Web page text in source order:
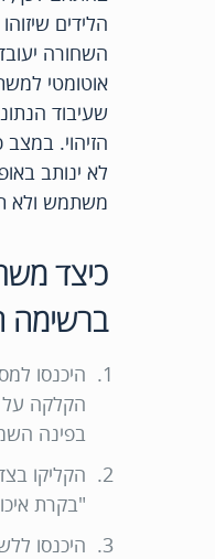
הלידים
השחורה
אוטומטי
שעיבוד
הזיהוי.
לא ינותב
משתמש ולא
כיצד
ברשימה
היכנסו
הקלקה על
בפינה
הקליקו
"בקרת
היכנסו